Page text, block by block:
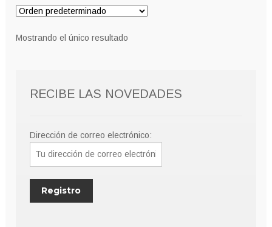
Mostrando el único resultado
RECIBE LAS NOVEDADES
Dirección de correo electrónico: